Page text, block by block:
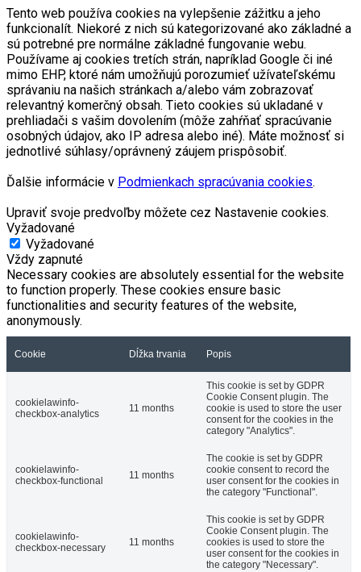
Tento web používa cookies na vylepšenie zážitku a jeho
funkcionalít. Niekoré z nich sú kategorizované ako základné a
sú potrebné pre normálne základné fungovanie webu.
Používame aj cookies tretích strán, napríklad Google či iné
mimo EHP, ktoré nám umožňujú porozumieť užívateľskému
správaniu na našich stránkach a/alebo vám zobrazovať
relevantný komerčný obsah. Tieto cookies sú ukladané v
prehliadači s vašim dovolením (môže zahŕňať spracúvanie
osobných údajov, ako IP adresa alebo iné). Máte možnosť si
jednotlivé súhlasy/oprávnený záujem prispôsobiť.
Ďalšie informácie v Podmienkach spracúvania cookies.
Upraviť svoje predvoľby môžete cez Nastavenie cookies.
Vyžadované
Vyžadované
Vždy zapnuté
Necessary cookies are absolutely essential for the website
to function properly. These cookies ensure basic
functionalities and security features of the website,
anonymously.
Cookie Dĺžka trvania Popis
cookielawinfo-
checkbox-analytics
11 months
This cookie is set by GDPR
Cookie Consent plugin. The
cookie is used to store the user
consent for the cookies in the
category "Analytics".
cookielawinfo-
checkbox-functional
11 months
The cookie is set by GDPR
cookie consent to record the
user consent for the cookies in
the category "Functional".
cookielawinfo-
checkbox-necessary
11 months
This cookie is set by GDPR
Cookie Consent plugin. The
cookies is used to store the
user consent for the cookies in
the category "Necessary".